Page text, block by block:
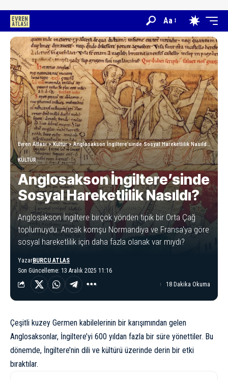
Aa
Evren Atlası>Kültür>Anglosakson İngiltere’sinde Sosyal Hareketlilik Nasıldı?
KÜLTÜR
Anglosakson İngiltere’sinde
Sosyal Hareketlilik Nasıldı?
Anglosakson İngiltere birçok yönden tipik bir Orta Çağ
toplumuydu. Ancak komşu Normandiya ve Fransa'ya göre
sosyal hareketlilik için daha fazla olanak var mıydı?
Son Güncelleme: 13 Aralık 2025 11:16
YazarBURCU ATLAS
18 Dakika Okuma
Çeşitli kuzey Germen kabilelerinin bir karışımından gelen
Anglosaksonlar, İngiltere’yi 600 yıldan fazla bir süre yönettiler. Bu
dönemde, İngiltere’nin dili ve kültürü üzerinde derin bir etki
bıraktılar.